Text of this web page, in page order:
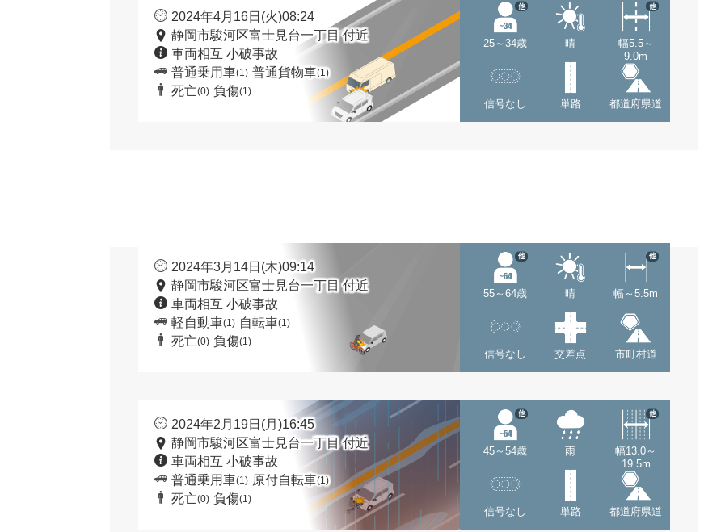
2024年4月16日(火)08:24
静岡市駿河区富士見台一丁目 付近
車両相互 小破事故
普通乗用車(1) 普通貨物車(1)
死亡(0) 負傷(1)
25～34歳
他
晴
幅5.5～
9.0m
他
信号なし 単路 都道府県道
2024年3月14日(木)09:14
静岡市駿河区富士見台一丁目 付近
車両相互 小破事故
軽自動車(1) 自転車(1)
死亡(0) 負傷(1)
55～64歳
他
晴 幅～5.5m
他
信号なし 交差点 市町村道
2024年2月19日(月)16:45
静岡市駿河区富士見台一丁目 付近
車両相互 小破事故
普通乗用車(1) 原付自転車(1)
死亡(0) 負傷(1)
45～54歳
他
雨
幅13.0～
19.5m
他
信号なし 単路 都道府県道